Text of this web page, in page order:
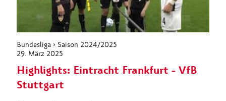
Bundesliga › Saison 2024/2025
29. März 2025
Highlights: Eintracht Frankfurt - VfB
Stuttgart